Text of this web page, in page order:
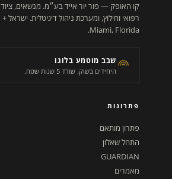
קו האופק — פור יור אייד בע״מ. מנשאים, ציוד
רפואי וחילוץ, ומערכת ניהול דיגיטלית. ישראל +
Miami, Florida.
שבב מוטמע בלוגו
היחידים בשוק. שורד 5 שנות שטח.
פתרונות
פתרון מותאם
התחל שאלון
GUARDIAN
מאמרים